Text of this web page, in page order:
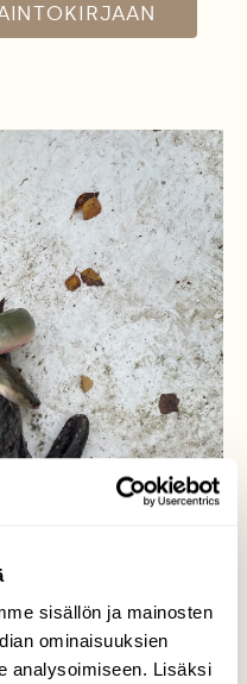
sisällön ja mainosten
ominaisuuksien
analysoimiseen. Lisäksi